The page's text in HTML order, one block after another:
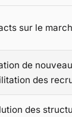
sur le
de
des
des